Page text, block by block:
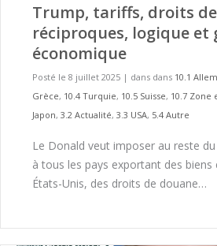
Trump, tariffs, droits
réciproques, logique et
économique
Posté le 8 juillet 2025 | dans dans 10.1
Grèce, 10.4 Turquie, 10.5 Suisse, 10.7 Zone
Japon, 3.2 Actualité, 3.3 USA, 5.4 Autre
Le Donald veut imposer au reste
à tous les pays exportant des biens
États-Unis, des droits de douane…